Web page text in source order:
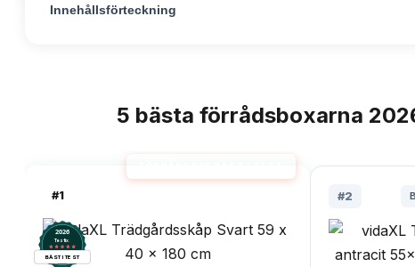
Innehållsförteckning
5 bästaförrådsboxarna
#1
2026
Testix.
BÄST I TEST
#2